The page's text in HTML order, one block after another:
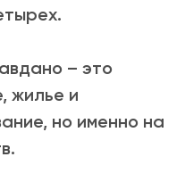
– это
жилье и
но именно на